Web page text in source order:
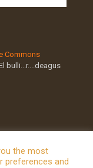
Commons
bulli...r....deagus
the most
preferences and